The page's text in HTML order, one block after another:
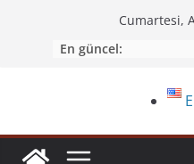
Cumartesi,
En güncel: